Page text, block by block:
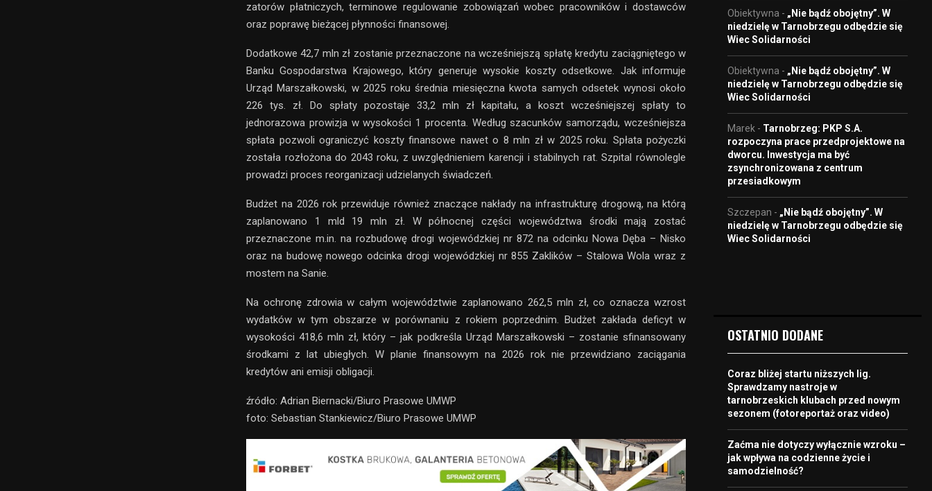
zatorów płatniczych, terminowe regulowanie zobowiązań wobec pracowników i dostawców
oraz poprawę bieżącej płynności finansowej.
Dodatkowe 42,7 mln zł zostanie przeznaczone na wcześniejszą spłatę kredytu zaciągniętego w
Banku Gospodarstwa Krajowego, który generuje wysokie koszty odsetkowe. Jak informuje
Urząd Marszałkowski, w 2025 roku średnia miesięczna kwota samych odsetek wynosi około
226 tys. zł. Do spłaty pozostaje 33,2 mln zł kapitału, a koszt wcześniejszej spłaty to
jednorazowa prowizja w wysokości 1 procenta. Według szacunków samorządu, wcześniejsza
spłata pozwoli ograniczyć koszty finansowe nawet o 8 mln zł w 2025 roku. Spłata pożyczki
została rozłożona do 2043 roku, z uwzględnieniem karencji i stabilnych rat. Szpital równolegle
prowadzi proces reorganizacji udzielanych świadczeń.
Budżet na 2026 rok przewiduje również znaczące nakłady na infrastrukturę drogową, na którą
zaplanowano 1 mld 19 mln zł. W północnej części województwa środki mają zostać
przeznaczone m.in. na rozbudowę drogi wojewódzkiej nr 872 na odcinku Nowa Dęba – Nisko
oraz na budowę nowego odcinka drogi wojewódzkiej nr 855 Zaklików – Stalowa Wola wraz z
mostem na Sanie.
Na ochronę zdrowia w całym województwie zaplanowano 262,5 mln zł, co oznacza wzrost
wydatków w tym obszarze w porównaniu z rokiem poprzednim. Budżet zakłada deficyt w
wysokości 418,6 mln zł, który – jak podkreśla Urząd Marszałkowski – zostanie sfinansowany
środkami z lat ubiegłych. W planie finansowym na 2026 rok nie przewidziano zaciągania
kredytów ani emisji obligacji.
źródło: Adrian Biernacki/Biuro Prasowe UMWP
foto: Sebastian Stankiewicz/Biuro Prasowe UMWP
Obiektywna - „Nie bądź obojętny”. W
niedzielę w Tarnobrzegu odbędzie się
Wiec Solidarności
Obiektywna - „Nie bądź obojętny”. W
niedzielę w Tarnobrzegu odbędzie się
Wiec Solidarności
Marek - Tarnobrzeg: PKP S.A.
rozpoczyna prace przedprojektowe na
dworcu. Inwestycja ma być
zsynchronizowana z centrum
przesiadkowym
Szczepan - „Nie bądź obojętny”. W
niedzielę w Tarnobrzegu odbędzie się
Wiec Solidarności
OSTATNIO DODANE
Coraz bliżej startu niższych lig.
Sprawdzamy nastroje w
tarnobrzeskich klubach przed nowym
sezonem (fotoreportaż oraz video)
Zaćma nie dotyczy wyłącznie wzroku –
jak wpływa na codzienne życie i
samodzielność?